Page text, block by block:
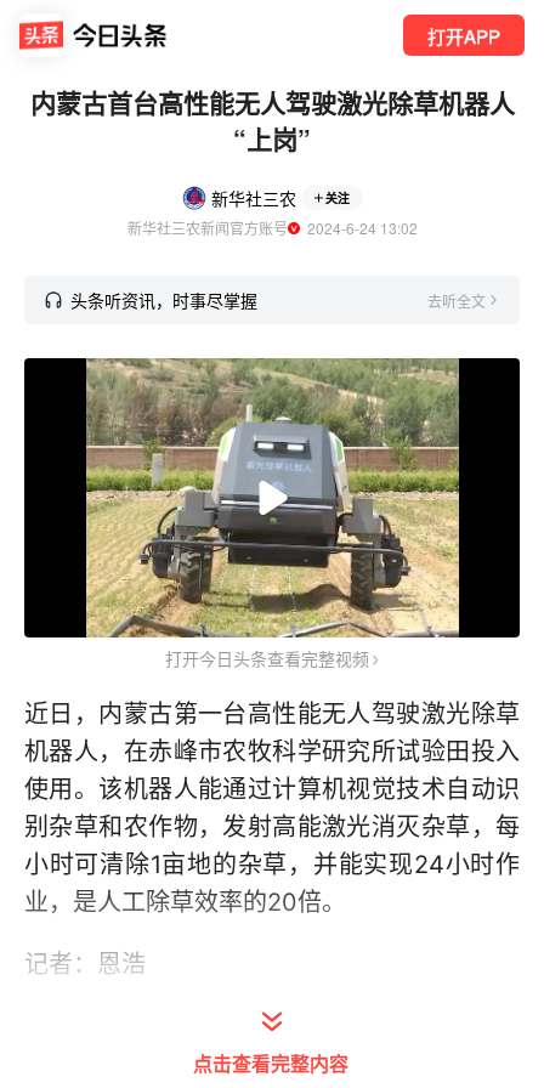
打开APP
内蒙古首台高性能无人驾驶激光除草机器人
“上岗”
新华社三农 关注
新华社三农新闻官方账号
  2024-6-24 13:02
头条听资讯，时事尽掌握 去听全文
打开今日头条查看完整视频
近日，内蒙古第一台高性能无人驾驶激光除草
机器人，在赤峰市农牧科学研究所试验田投入
使用。该机器人能通过计算机视觉技术自动识
别杂草和农作物，发射高能激光消灭杂草，每
小时可清除1亩地的杂草，并能实现24小时作
业，是人工除草效率的20倍。
记者：恩浩
点击查看完整内容